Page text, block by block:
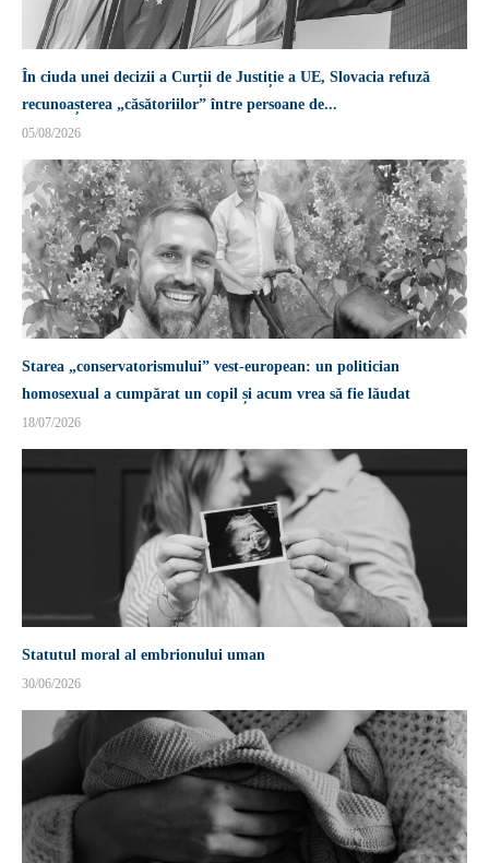
În ciuda unei decizii a Curții de Justiție a UE, Slovacia refuză
recunoașterea „căsătoriilor” între persoane de...
05/08/2026
Starea „conservatorismului” vest-european: un politician
homosexual a cumpărat un copil și acum vrea să fie lăudat
18/07/2026
Statutul moral al embrionului uman
30/06/2026